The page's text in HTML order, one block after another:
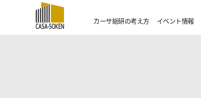
カーサ総研の考え方 イベント情報